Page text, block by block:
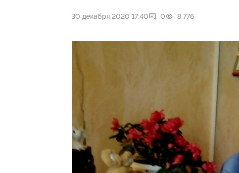
30 декабря 2020 17:40 0 8 776